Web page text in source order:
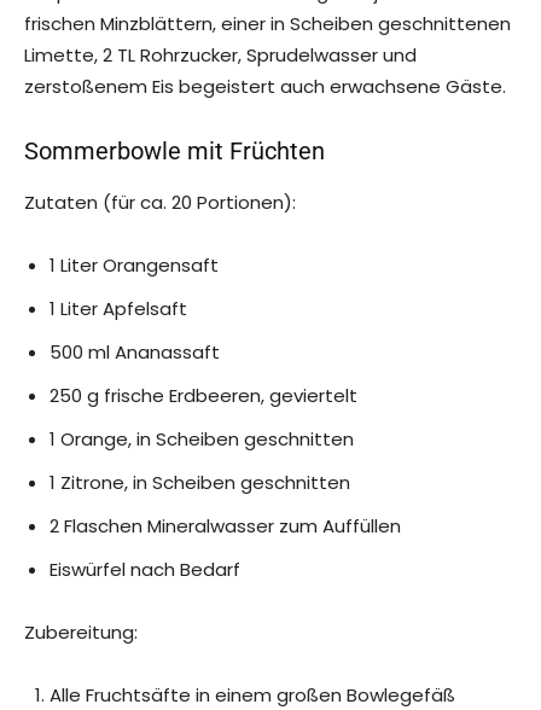
frischen Minzblättern, einer in Scheiben geschnittenen
Limette, 2 TL Rohrzucker, Sprudelwasser und
zerstoßenem Eis begeistert auch erwachsene Gäste.
Sommerbowle mit Früchten
Zutaten (für ca. 20 Portionen):
1 Liter Orangensaft
1 Liter Apfelsaft
500 ml Ananassaft
250 g frische Erdbeeren, geviertelt
1 Orange, in Scheiben geschnitten
1 Zitrone, in Scheiben geschnitten
2 Flaschen Mineralwasser zum Auffüllen
Eiswürfel nach Bedarf
Zubereitung:
Alle Fruchtsäfte in einem großen Bowlegefäß